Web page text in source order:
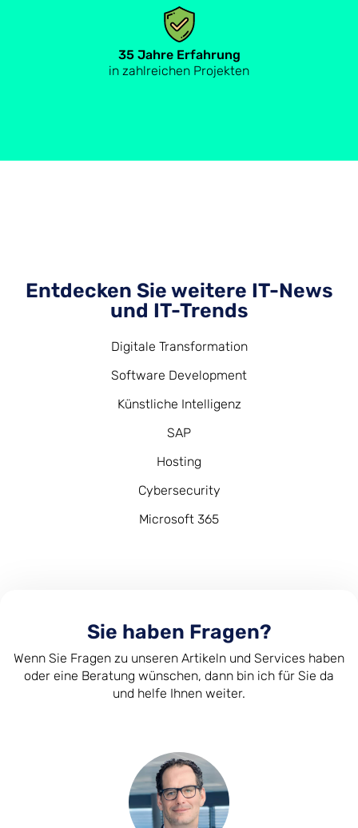
35 Jahre Erfahrung
in zahlreichen Projekten
Entdecken Sie weitere IT-News
und IT-Trends
Digitale Transformation
Software Development
Künstliche Intelligenz
SAP
Hosting
Cybersecurity
Microsoft 365
Sie haben Fragen?
Wenn Sie Fragen zu unseren Artikeln und Services haben
oder eine Beratung wünschen, dann bin ich für Sie da
und helfe Ihnen weiter.